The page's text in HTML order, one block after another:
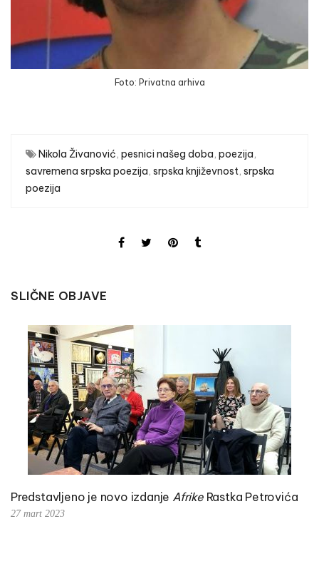
Foto: Privatna arhiva
Nikola Živanović, pesnici našeg doba, poezija,
savremena srpska poezija, srpska književnost, srpska
poezija
SLIČNE OBJAVE
Predstavljeno je novo izdanje AfrikeRastka Petrovića
27 mart 2023